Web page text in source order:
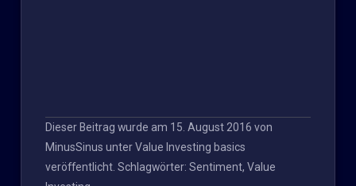
Dieser Beitrag wurde am 15. August 2016 von
MinusSinus unterValue Investing basics
veröffentlicht. Schlagwörter: Sentiment, Value